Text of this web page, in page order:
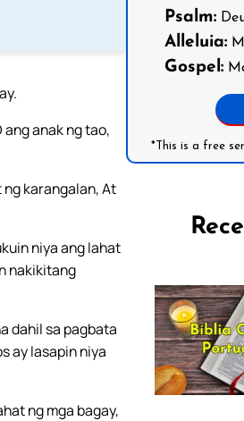
ang anak ng tao,
ng karangalan, At
niya ang lahat
nakikitang
dahil sa pagbata
ay lasapin niya
ng mga bagay,
Psalm:
Alleluia:
Gospel:
*This is a free